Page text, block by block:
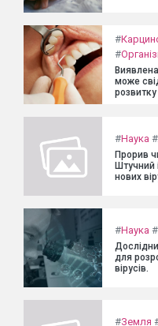
#
#
може
#Наука #
Прорив
Штучний
нових
#Наука #
для
вірусів.
#Земля